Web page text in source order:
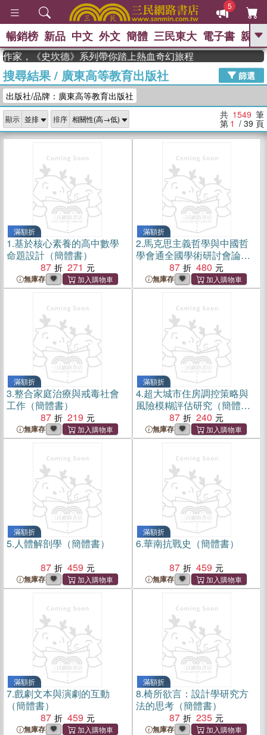
5
GO
熱搜： 東野圭吾 高希均教授回憶錄
、 The Odyssey 、 父親節 、 如果歷
史是一群喵
獎 臺灣漫遊錄 、 方念華 、 台灣的李
登輝時代
數學女孩：黎曼猜想 、
偉大的迷走神經
暢銷榜 新品 中文 外文 簡體 三民東大 電子書 親子
《史坎德》系列帶你踏上熱血奇幻旅程
搜尋結果/ 廣東高等教育出版社
篩選
出版社/品牌：廣東高等教育出版社
顯示 排序 共 1549 筆
第 1 / 39 頁
滿額折
1.基於核心素養的高中數學
命題設計（簡體書）
87
271
無庫存
滿額折
2.馬克思主義哲學與中國哲
學會通全國學術研討會論文
集（簡體書）
87 480
無庫存
滿額折
3.整合家庭治療與戒毒社會
工作（簡體書）
87
219
無庫存
滿額折
4.超大城市住房調控策略與
風險模糊評估研究（簡體
87 240
無庫存
滿額折
5.人體解剖學（簡體書）
87
459
無庫存
滿額折
6.華南抗戰史（簡體書）
87
459
無庫存
滿額折
7.戲劇文本與演劇的互動
（簡體書）
87
459
無庫存
滿額折
8.椅所欲言：設計學研究方
法的思考（簡體書）
87
235
無庫存